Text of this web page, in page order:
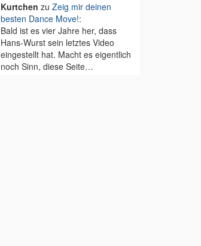
Kurtchen zu Zeig mir deinen
besten Dance Move!:
Bald ist es vier Jahre her, dass
Hans-Wurst sein letztes Video
eingestellt hat. Macht es eigentlich
noch Sinn, diese Seite…